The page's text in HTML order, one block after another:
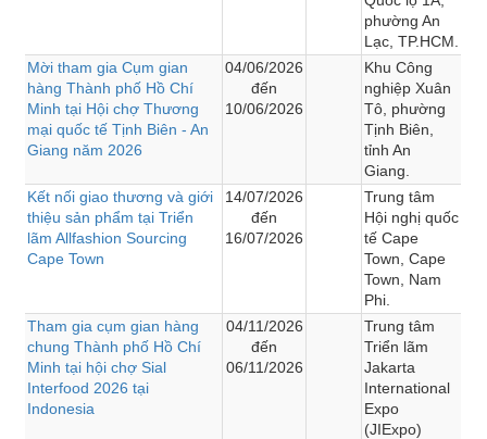
phường An
Lạc, TP.HCM.
Mời tham gia Cụm gian
hàng Thành phố Hồ Chí
Minh tại Hội chợ Thương
mại quốc tế Tịnh Biên - An
Giang năm 2026
04/06/2026
đến
10/06/2026
Khu Công
nghiệp Xuân
Tô, phường
Tịnh Biên,
tỉnh An
Giang.
Kết nối giao thương và giới
thiệu sản phẩm tại Triển
lãm Allfashion Sourcing
Cape Town
14/07/2026
đến
16/07/2026
Trung tâm
Hội nghị quốc
tế Cape
Town, Cape
Town, Nam
Phi.
Tham gia cụm gian hàng
chung Thành phố Hồ Chí
Minh tại hội chợ Sial
Interfood 2026 tại
Indonesia
04/11/2026
đến
06/11/2026
Trung tâm
Triển lãm
Jakarta
International
Expo
(JIExpo)